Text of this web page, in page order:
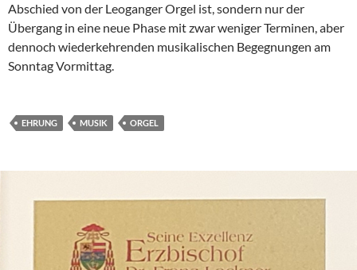
Abschied von der Leoganger Orgel ist, sondern nur der
Übergang in eine neue Phase mit zwar weniger Terminen, aber
dennoch wiederkehrenden musikalischen Begegnungen am
Sonntag Vormittag.
EHRUNG MUSIK ORGEL